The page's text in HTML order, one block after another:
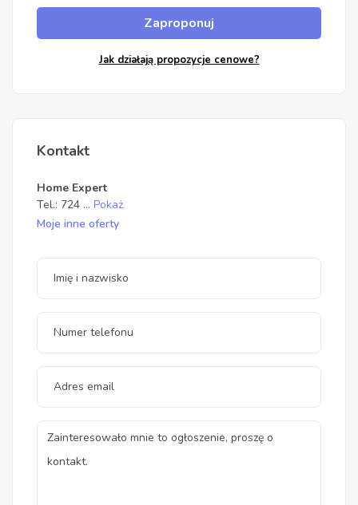
Zaproponuj
Jak działają propozycje cenowe?
Kontakt
Home Expert
Tel.: 724 ... Pokaż
Moje inne oferty